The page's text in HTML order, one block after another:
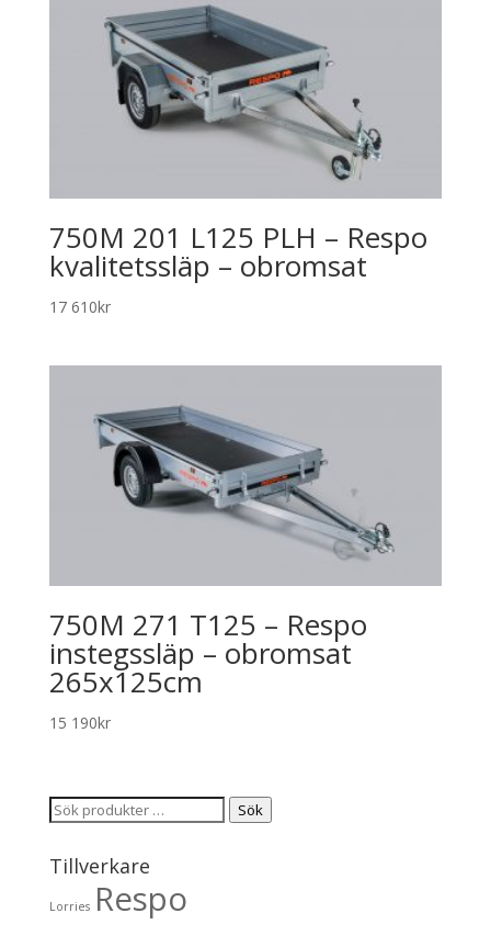
750M 201 L125 PLH – Respo
kvalitetssläp – obromsat
17 610kr
750M 271 T125 – Respo
instegssläp – obromsat
265x125cm
15 190kr
Sök
Sök
Tillverkare
Lorries Respo